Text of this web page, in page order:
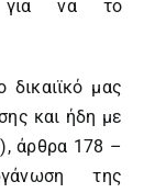
για να το
μας
και ήδη με
άρθρα 178 –
της